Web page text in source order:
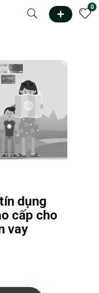
0
dụng
cấp cho
vay